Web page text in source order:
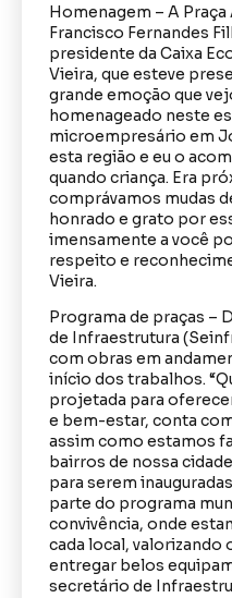
Homenagem – A
Francisco Fernandes
presidente da Caixa
Vieira, que esteve
grande emoção que
homenageado neste
microempresário em
esta região e eu o
quando criança. Era
comprávamos mudas
honrado e grato por
imensamente a você
respeito e
Vieira.
Programa de praças –
de Infraestrutura
com obras em
início dos trabalhos.
projetada para
e bem-estar, conta
assim como estamos
bairros de nossa
para serem
parte do programa
convivência, onde
cada local, valorizando
entregar belos
secretário de